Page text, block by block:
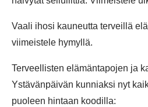
Vaali ihosi kauneutta terveillä
viimeistele hymyllä.
Terveellisten elämäntapojen ja
Ystävänpäivän kunniaksi nyt
puoleen hintaan koodilla: